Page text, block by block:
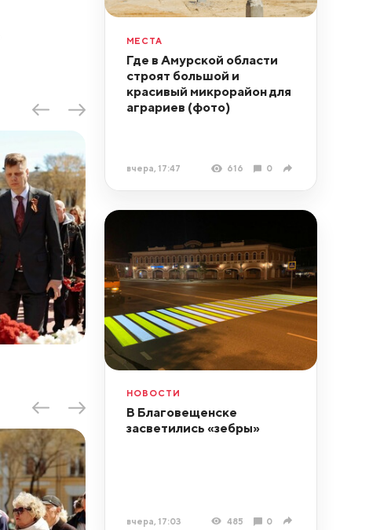
МЕСТА
Где в Амурской области
строят большой и
красивый микрорайон для
аграриев (фото)
вчера, 17:47 616 0
НОВОСТИ
В Благовещенске
засветились «зебры»
вчера, 17:03 485 0